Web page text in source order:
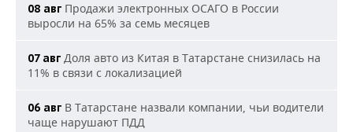
08 авг Продажи электронных ОСАГО в России
выросли на 65% за семь месяцев
07 авг Доля авто из Китая в Татарстане снизилась на
11% в связи с локализацией
06 авг В Татарстане назвали компании, чьи водители
чаще нарушают ПДД